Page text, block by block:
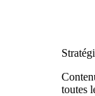
toutes